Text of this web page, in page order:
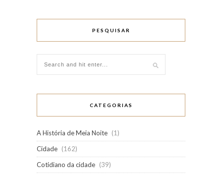
PESQUISAR
CATEGORIAS
A História de Meia Noite (1)
Cidade (162)
Cotidiano da cidade (39)